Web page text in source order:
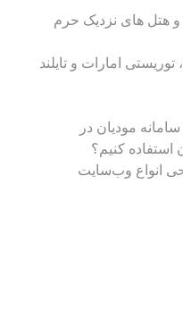
و هتل های نزدیک حرم
امارات و تایلند
مودیان در
استفاده کنیم؟
انواع وب‌سایت